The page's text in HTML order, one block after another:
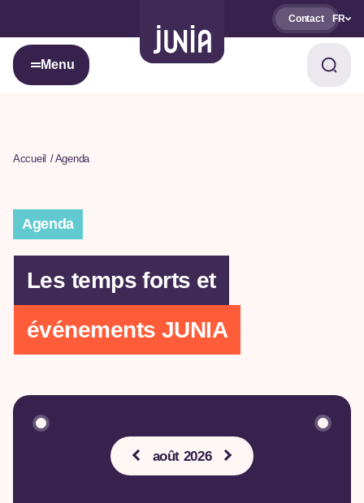
Contact FR
Menu
Accueil Agenda
Agenda
Les temps forts et
événements JUNIA
août 2026